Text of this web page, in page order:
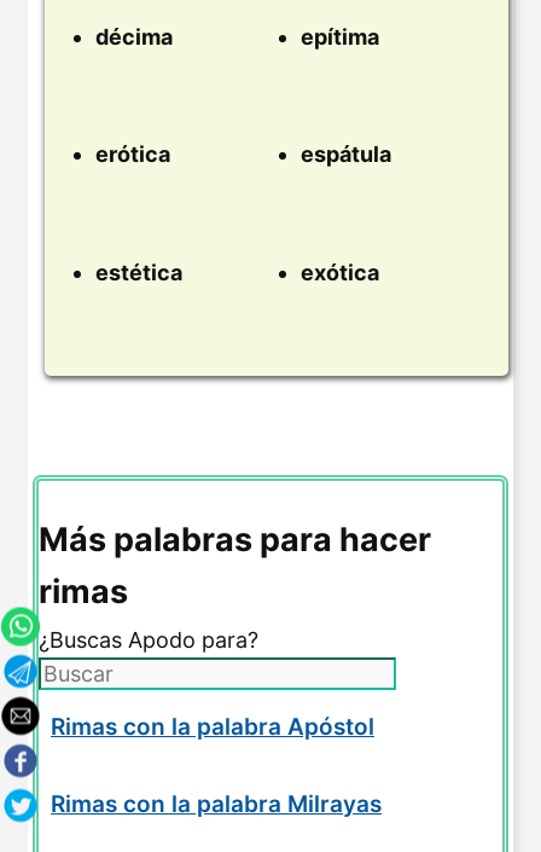
décima epítima
erótica espátula
estética exótica
Más palabras para hacer
rimas
¿Buscas Apodo para?
Rimas con la palabra Apóstol
Rimas con la palabra Milrayas